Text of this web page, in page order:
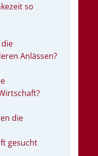
so
Anlässen?
die
gesucht